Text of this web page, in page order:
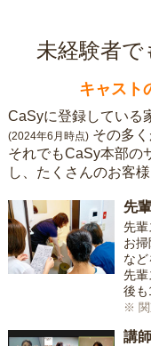
未経験者
キャスト
CaSyに登録している
(2024年6月時点) その多
それでもCaSy本部の
し、たくさんのお客
先
先輩
お
な
先輩
後も
※ 関
講